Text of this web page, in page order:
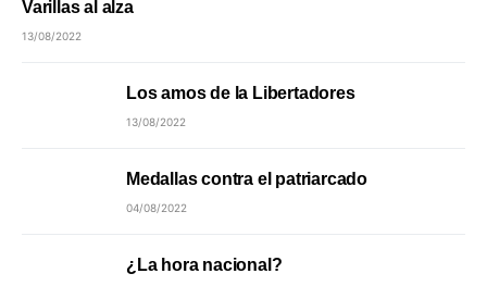
Varillas al alza
13/08/2022
Los amos de la Libertadores
13/08/2022
Medallas contra el patriarcado
04/08/2022
¿La hora nacional?